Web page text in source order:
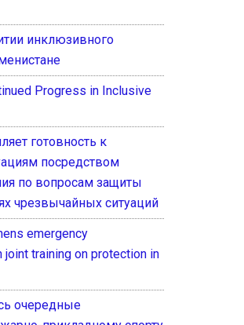
инклюзивного
Progress in Inclusive
готовность к
посредством
по вопросам защиты
чрезвычайных ситуаций
emergency
joint training on protection in
очередные